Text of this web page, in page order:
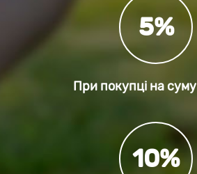
5%
При покупці на суму
10%